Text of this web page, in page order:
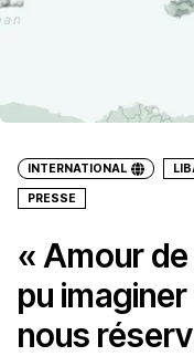
INTERNATIONAL
PRESSE
« Amour
pu
nous